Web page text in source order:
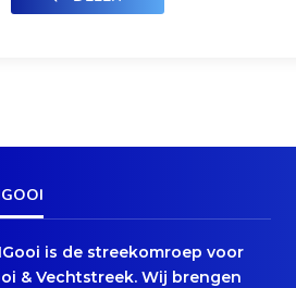
is de streekomroep voor
& Vechtstreek. Wij brengen